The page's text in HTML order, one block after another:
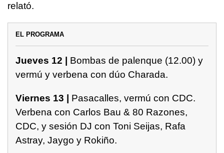
relató.
EL PROGRAMA
Jueves 12 |
Bombas de palenque (12.00) y
vermú y verbena con dúo Charada.
Viernes 13 | Pasacalles, vermú con CDC.
Verbena con Carlos Bau & 80 Razones,
CDC, y sesión DJ con Toni Seijas, Rafa
Astray, Jaygo y Rokiño.